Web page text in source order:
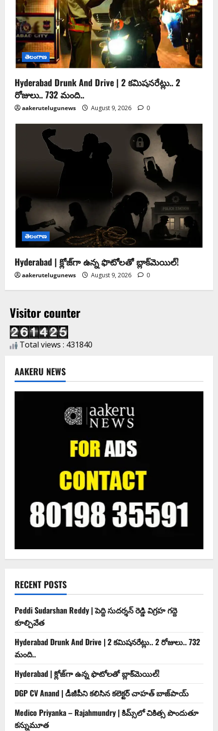
తెలంగాణ
Hyderabad Drunk And Drive | 2 కమిషనరేట్లు.. 2
రోజులు.. 732 మంది..
aakerutelugunews August 9, 2026 0
తెలంగాణ
Hyderabad | క్లోజ్‌గా ఉన్న ఫొటోలతో బ్లాక్‌మెయిల్‌!
aakerutelugunews August 9, 2026 0
Visitor counter
Total views : 431840
AAKERU NEWS
RECENT POSTS
Peddi Sudarshan Reddy | పెద్ది సుదర్శన్ రెడ్డి విగ్రహ గద్దె
కూల్చివేత
Hyderabad Drunk And Drive | 2 కమిషనరేట్లు.. 2 రోజులు.. 732
మంది..
Hyderabad | క్లోజ్‌గా ఉన్న ఫొటోలతో బ్లాక్‌మెయిల్‌!
DGP CV Anand | డీజీపీని కలిసిన కలెక్టర్ చాహత్ బాజ్‌పాయ్
Medico Priyanka – Rajahmundry | కిమ్స్‌లో చికిత్స పొందుతూ
కన్నుమూత